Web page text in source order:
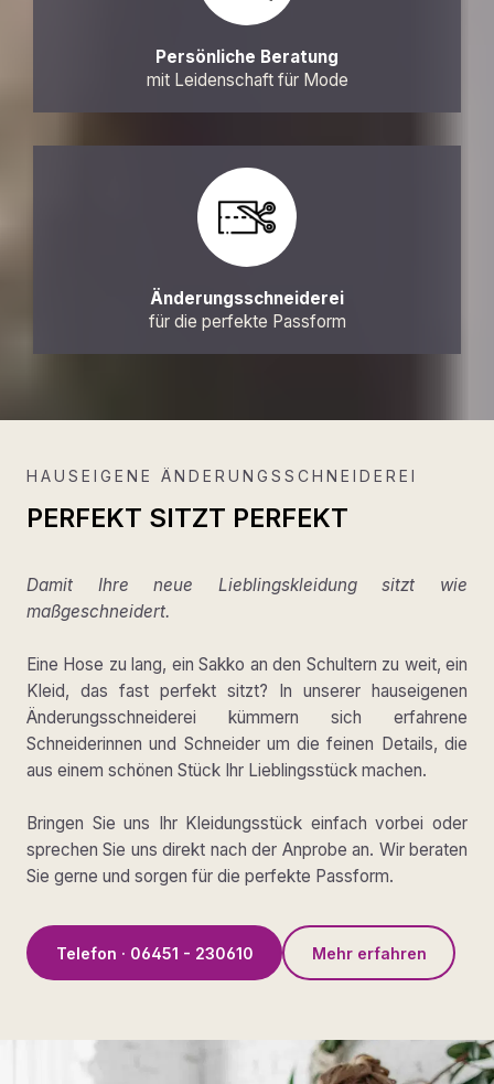
Persönliche Beratung
mit Leidenschaft für Mode
Änderungsschneiderei
für die perfekte Passform
HAUSEIGENE ÄNDERUNGSSCHNEIDEREI
PERFEKT SITZT PERFEKT
Damit Ihre neue Lieblingskleidung sitzt wie
maßgeschneidert.
Eine Hose zu lang, ein Sakko an den Schultern zu weit, ein
Kleid, das fast perfekt sitzt? In unserer hauseigenen
Änderungsschneiderei kümmern sich erfahrene
Schneiderinnen und Schneider um die feinen Details, die
aus einem schönen Stück Ihr Lieblingsstück machen.
Bringen Sie uns Ihr Kleidungsstück einfach vorbei oder
sprechen Sie uns direkt nach der Anprobe an. Wir beraten
Sie gerne und sorgen für die perfekte Passform.
Telefon · 06451 - 230610 Mehr erfahren